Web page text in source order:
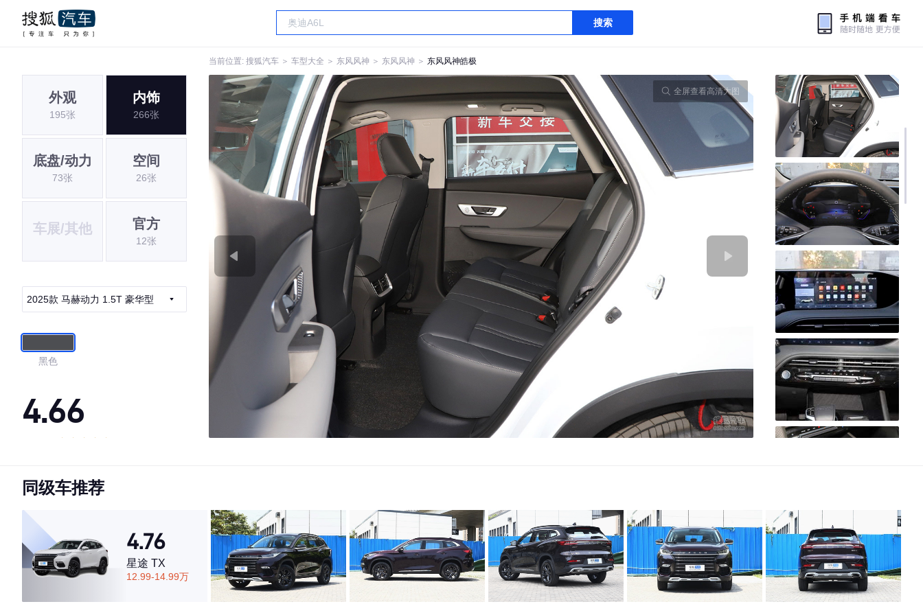
搜索
当前位置: 搜狐汽车 ＞ 车型大全 ＞ 东风风神 ＞ 东风风神 ＞ 东风风神皓极
外观
195张
内饰
266张
底盘/动力
73张
空间
26张
车展/其他 官方
12张
2025款 马赫动力 1.5T 豪华型
黑色
4.66
·内饰表现一般，低于82%同级车
·空间表现一般，低于55%同级车
全屏查看高清大图
同级车推荐
4.76
星途 TX
12.99-14.99万